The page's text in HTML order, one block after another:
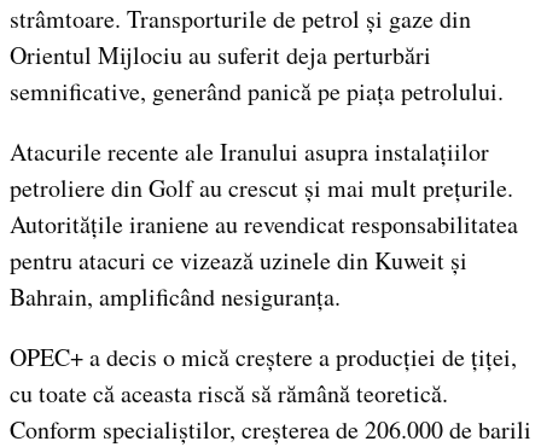
strâmtoare. Transporturile de petrol și gaze din
Orientul Mijlociu au suferit deja perturbări
semnificative, generând panică pe piața petrolului.
Atacurile recente ale Iranului asupra instalațiilor
petroliere din Golf au crescut și mai mult prețurile.
Autoritățile iraniene au revendicat responsabilitatea
pentru atacuri ce vizează uzinele din Kuweit și
Bahrain, amplificând nesiguranța.
OPEC+ a decis o mică creștere a producției de țiței,
cu toate că aceasta riscă să rămână teoretică.
Conform specialiștilor, creșterea de 206.000 de barili